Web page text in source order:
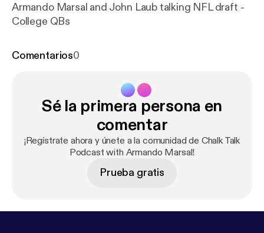
Armando Marsal and John Laub talking NFL draft -
College QBs
Comentarios0
Sé la primera persona en
comentar
¡Regístrate ahora y únete a la comunidad de Chalk Talk
Podcast with Armando Marsal!
Prueba gratis